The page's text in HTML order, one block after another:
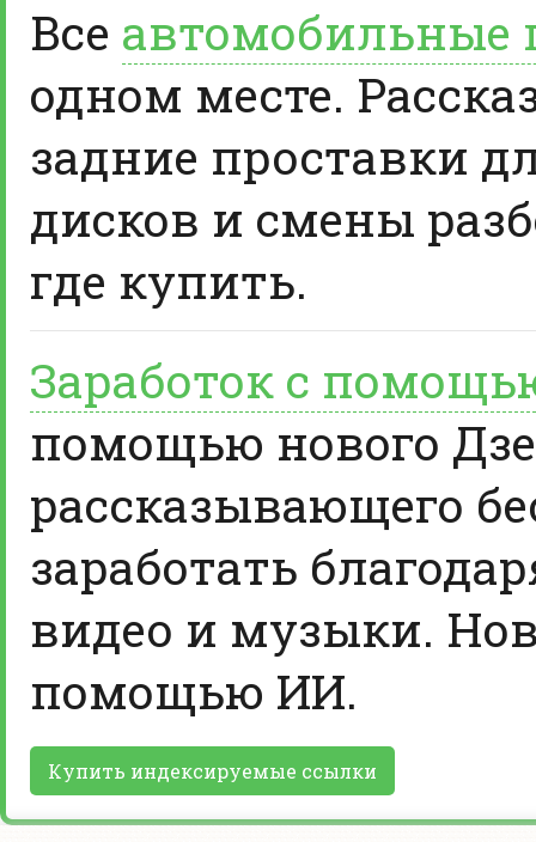
Все автомобильные
одном месте.
задние проставки
дисков и смены
где купить.
Заработок с
помощью нового
рассказывающего
заработать
видео и музыки.
помощью ИИ.
Купить индексируемые ссылки